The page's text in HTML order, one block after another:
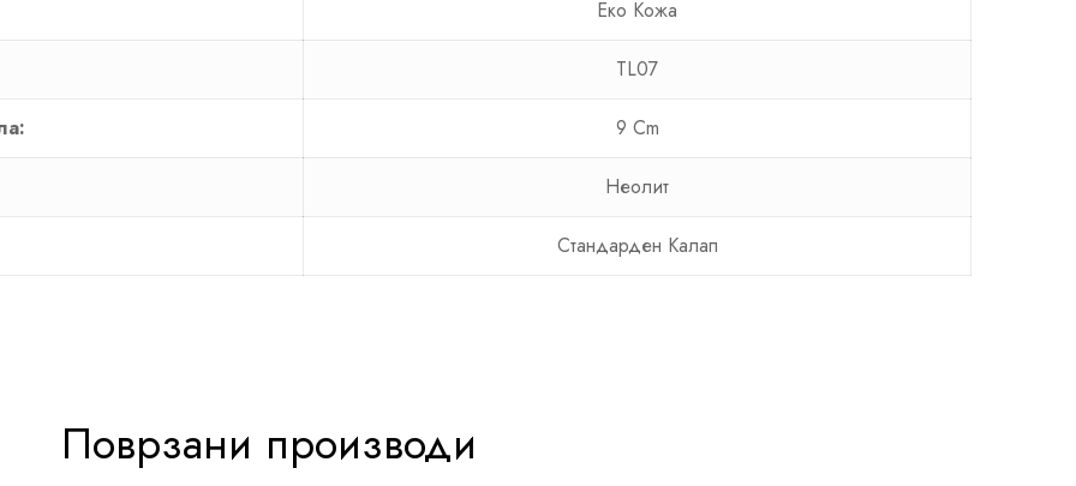
Еко Кожа
TL07
9 Cm
Неолит
Стандарден Калап
Поврзани производи